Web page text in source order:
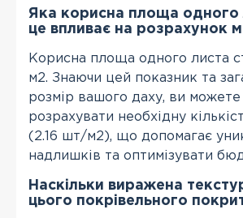
Яка корисна площа одного
це впливає на розрахунок
Корисна площа одного листа
м2. Знаючи цей показник та
розмір вашого даху, ви можете
розрахувати необхідну
(2.16 шт/м2), що допомагає
надлишків та оптимізувати
Наскільки виражена
цього покрівельного